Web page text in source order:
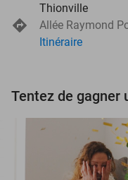
Thionville
Allée Raymond
Itinéraire